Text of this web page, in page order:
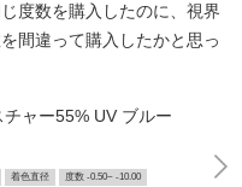
度数を購入したのに、視界
間違って購入したかと思っ
ャー55% UV ブルー
着色直径 度数 -0.50~ -10.00